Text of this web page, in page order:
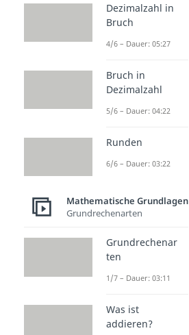
Dezimalzahl in
Bruch
4/6 – Dauer: 05:27
Bruch in
Dezimalzahl
5/6 – Dauer: 04:22
Runden
6/6 – Dauer: 03:22
Mathematische Grundlagen
Grundrechenarten
Grundrechenar
ten
1/7 – Dauer: 03:11
Was ist
addieren?